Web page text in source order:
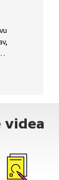
mít
videa